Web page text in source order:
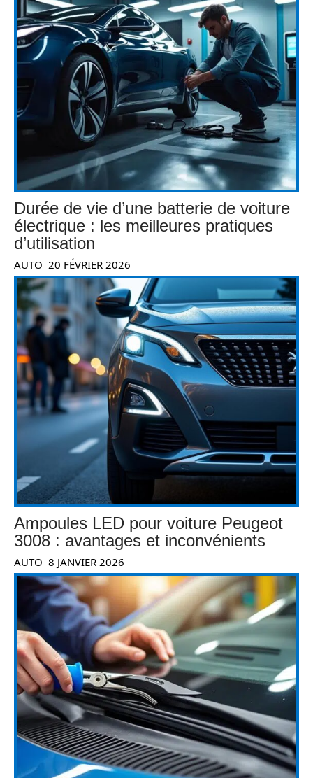
Durée de vie d’une batterie de voiture
électrique : les meilleures pratiques
d’utilisation
AUTO 20 FÉVRIER 2026
Ampoules LED pour voiture Peugeot
3008 : avantages et inconvénients
AUTO 8 JANVIER 2026